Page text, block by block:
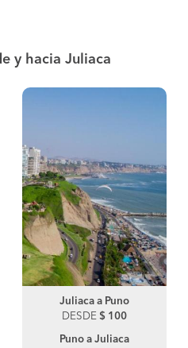
y hacia Juliaca
Juliaca a Puno
DESDE $ 100
Puno a Juliaca